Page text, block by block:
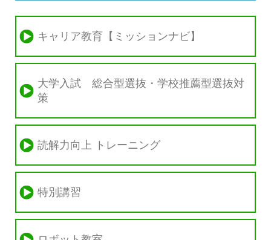
キャリア教育【ミッションナビ】
大学入試 総合型選抜・学校推薦型選抜対
策
読解力向上 トレーニング
特別講習